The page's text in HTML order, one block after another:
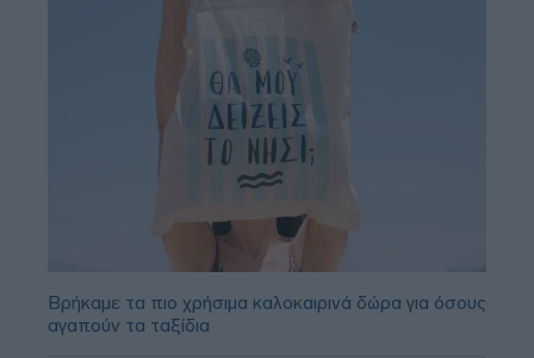
Βρήκαμε τα πιο χρήσιμα καλοκαιρινά δώρα για όσους
αγαπούν τα ταξίδια